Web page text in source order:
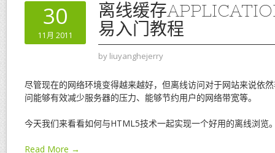
30
11月 2011
离线缓存
易入门教程
by liuyanghejerry
尽管现在的网络环境变得越来越好，但离线访问对于网站来说依
问能够有效减少服务器的压力、能够节约用户的网络带宽等。
今天我们来看看如何与HTML5技术一起实现一个好用的离线浏览
Read More →